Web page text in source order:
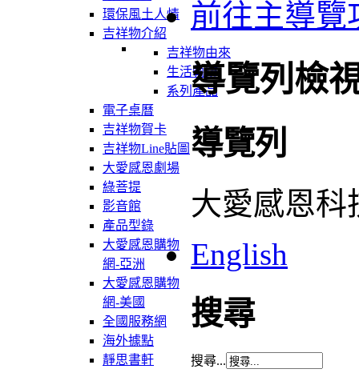
環保風土人情
吉祥物介紹
吉祥物由來
生活軌跡
系列產品
電子桌曆
吉祥物賀卡
吉祥物Line貼圖
大愛感恩劇場
綠菩提
影音館
產品型錄
大愛感恩購物
網-亞洲
大愛感恩購物
網-美國
全國服務網
海外據點
靜思書軒
前往主導覽
導覽列檢
導覽列
大愛感恩科
English
搜尋
搜尋...